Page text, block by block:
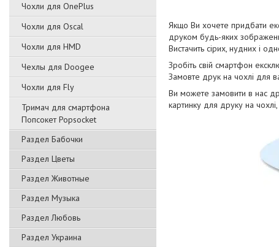
Чохли для OnePlus
Чохли для Oscal
Чохли для HMD
Чехлы для Doogee
Чохли для Fly
Тримач для смартфона
Попсокет Popsocket
Раздел Бабочки
Раздел Цветы
Раздел Животные
Раздел Музыка
Раздел Любовь
Раздел Украина
Якщо Ви хочете придбати
друком будь-яких
Вистачить сірих, нудних і
Зробіть свій смартфон
Замовте друк на чохлі для
Ви можете замовити в нас
картинку для друку на